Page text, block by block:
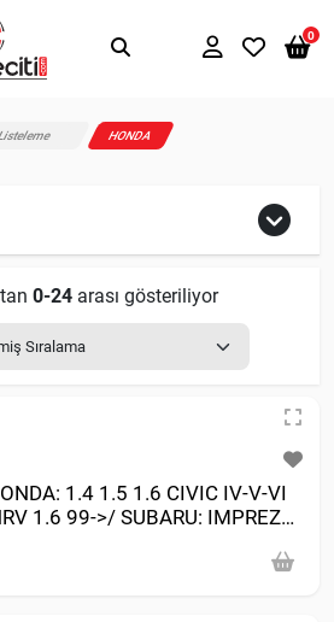
0
HONDA
0-24arası gösteriliyor
1.4 1.5 1.6 CIVIC IV-V-VI
1.6 99->/ SUBARU: IMPREZA